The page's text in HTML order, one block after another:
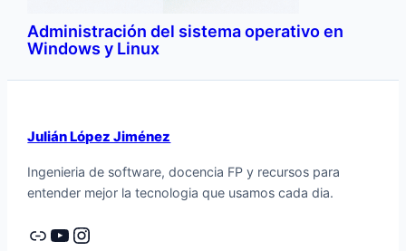
Administración del sistema operativo en
Windows y Linux
Julián López Jiménez
Ingenieria de software, docencia FP y recursos para
entender mejor la tecnologia que usamos cada dia.
Enlace YouTube Instagram